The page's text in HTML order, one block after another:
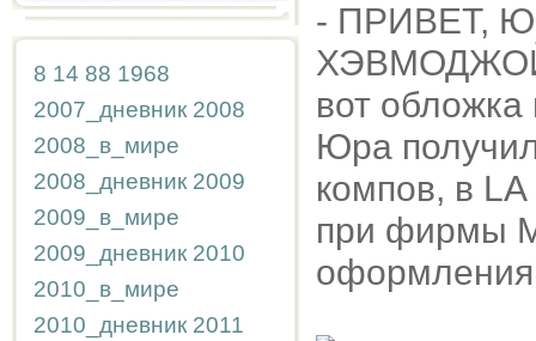
8 14 88 1968
2007_дневник 2008
2008_в_мире
2008_дневник 2009
2009_в_мире
2009_дневник 2010
2010_в_мире
2010_дневник 2011
- ПРИВЕТ,
вот
Юра
компов, в
при фирмы